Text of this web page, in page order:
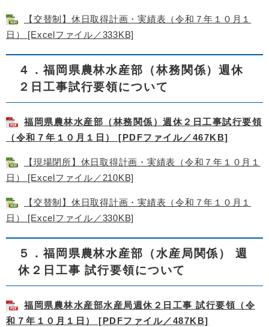
【交替制】休日取得計画・実績表（令和７年１０月１
日） [Excelファイル／333KB]
４．福岡県農林水産部（林務関係）週休
２日工事試行要領について
福岡県農林水産部（林務関係）週休２日工事試行要領
（令和７年１０月１日） [PDFファイル／467KB]
【現場閉所】休日取得計画・実績表（令和７年１０月１
日） [Excelファイル／210KB]
【交替制】休日取得計画・実績表（令和７年１０月１
日） [Excelファイル／330KB]
５．福岡県農林水産部（水産局関係） 週
休２日工事 試行要領について
福岡県農林水産部水産局週休２日工事 試行要領（令
和７年１０月１日） [PDFファイル／487KB]